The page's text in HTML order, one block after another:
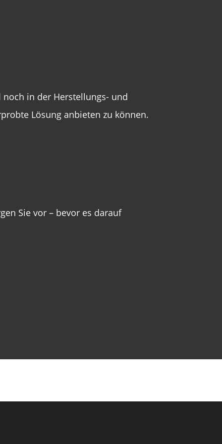
in der Herstellungs- und
Lösung anbieten zu können.
Sie vor – bevor es darauf